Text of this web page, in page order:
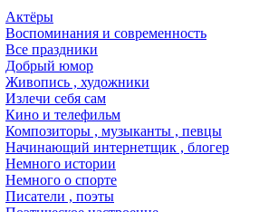
Актёры
Воспоминания и современность
Все праздники
Добрый юмор
Живопись , художники
Излечи себя сам
Кино и телефильм
Композиторы , музыканты , певцы
Начинающий интернетщик , блогер
Немного истории
Немного о спорте
Писатели , поэты